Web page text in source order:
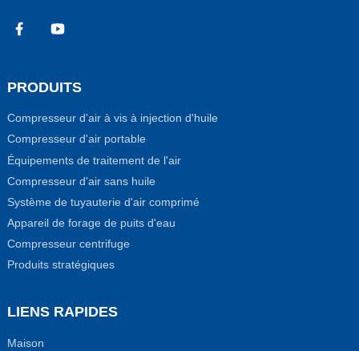
PRODUITS
Compresseur d'air à vis à injection d'huile
Compresseur d'air portable
Équipements de traitement de l'air
Compresseur d'air sans huile
Système de tuyauterie d'air comprimé
Appareil de forage de puits d'eau
Compresseur centrifuge
Produits stratégiques
LIENS RAPIDES
Maison